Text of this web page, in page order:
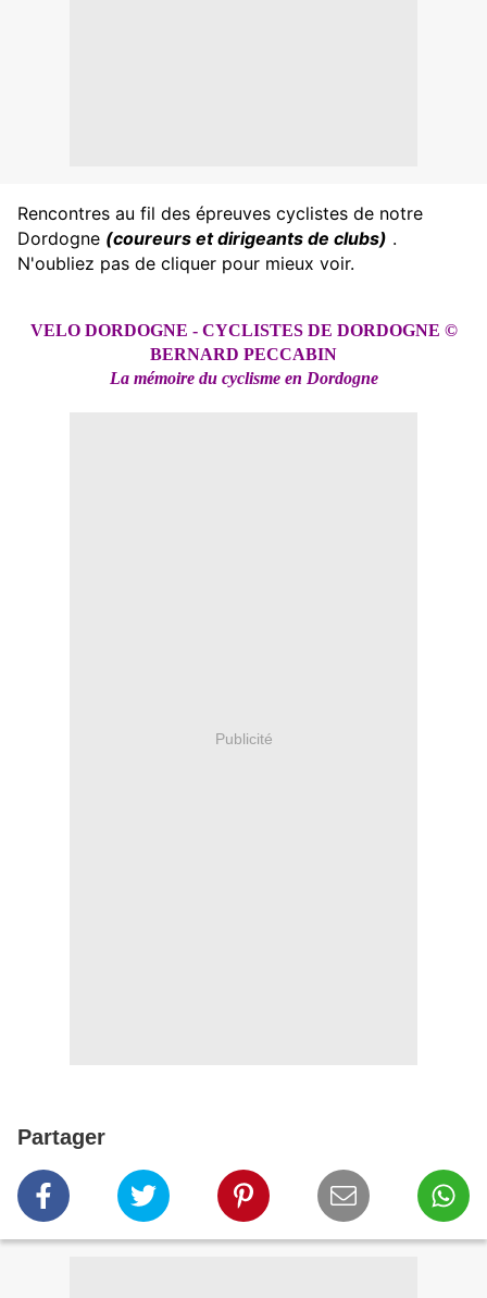
Rencontres au fil des épreuves cyclistes de notre
Dordogne (coureurs et dirigeants de clubs) .
N'oubliez pas de cliquer pour mieux voir.
VELO DORDOGNE - CYCLISTES DE DORDOGNE ©
BERNARD PECCABIN
La mémoire du cyclisme en Dordogne
Publicité
Partager